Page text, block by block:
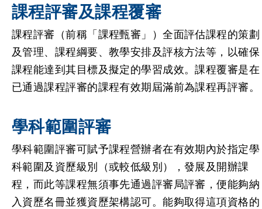
課程評審及課程覆審
課程評審（前稱「課程甄審」）全面評估課程的策劃
及管理、課程綱要、教學安排及評核方法等，以確保
課程能達到其目標及擬定的學習成效。課程覆審是在
已通過課程評審的課程有效期屆滿前為課程再評審。
學科範圍評審
學科範圍評審可賦予課程營辦者在有效期內於指定學
科範圍及資歷級別（或較低級別），發展及開辦課
程，而此等課程無須事先通過評審局評審，便能夠納
入資歷名冊並獲資歷架構認可。能夠取得這項資格的